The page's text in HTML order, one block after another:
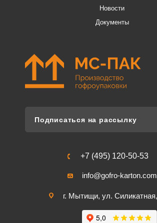
Новости
Документы
Подписаться на рассылку
+7 (495) 120-50-53
info@gofro-karton.com
г. Мытищи, ул.